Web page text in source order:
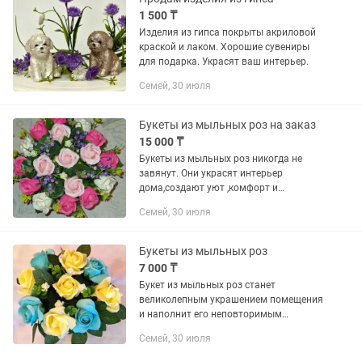
1 500 ₸
Изделия из гипса покрыты акриловой
краской и лаком. Хорошие сувениры
для подарка. Украсят ваш интерьер.
Семей, 30 июля
Букеты из мыльных роз на заказ
15 000 ₸
Букеты из мыльных роз никогда не
завянут. Они украсят интерьер
дома,создают уют ,комфорт и
Семей, 30 июля
Букеты из мыльных роз
7 000 ₸
Букет из мыльных роз станет
великолепным украшением помещения
и наполнит его неповторимым
Семей, 30 июля